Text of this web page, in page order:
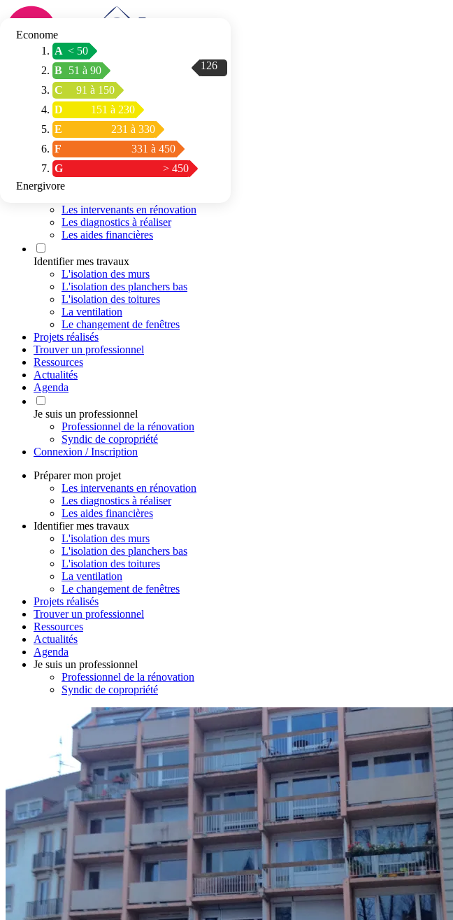
Connexion / Inscription
Trouver mon
espace conseil
Les intervenants en rénovation
Les diagnostics à réaliser
Les aides financières
Identifier mes travaux
L'isolation des murs
L'isolation des planchers bas
L'isolation des toitures
La ventilation
Le changement de fenêtres
Projets réalisés
Trouver un professionnel
Ressources
Actualités
Agenda
Je suis un professionnel
Professionnel de la rénovation
Syndic de copropriété
Connexion / Inscription
Préparer mon projet
Les intervenants en rénovation
Les diagnostics à réaliser
Les aides financières
Identifier mes travaux
L'isolation des murs
L'isolation des planchers bas
L'isolation des toitures
La ventilation
Le changement de fenêtres
Projets réalisés
Trouver un professionnel
Ressources
Actualités
Agenda
Je suis un professionnel
Professionnel de la rénovation
Syndic de copropriété
Econome
A < 50
B 51 à 90
C
91 à 150
D
151 à 230
E
231 à 330
F
331 à 450
G
> 450
126
Energivore